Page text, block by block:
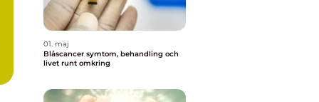
01. maj
Blåscancer symtom, behandling och
livet runt omkring